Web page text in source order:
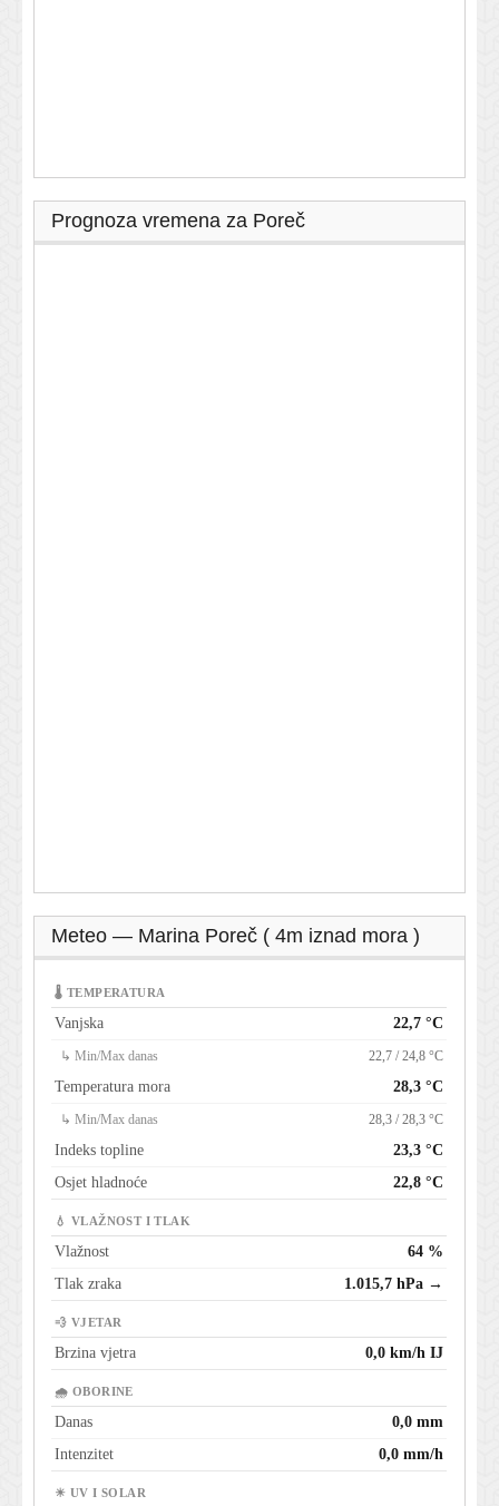
Prognoza vremena za Poreč
Meteo — Marina Poreč ( 4m iznad mora )
🌡 TEMPERATURA
Vanjska 22,7 °C
↳ Min/Max danas 22,7 / 24,8 °C
Temperatura mora 28,3 °C
↳ Min/Max danas 28,3 / 28,3 °C
Indeks topline
23,3 °C
Osjet hladnoće
22,8 °C
💧 VLAŽNOST I TLAK
Vlažnost
64 %
Tlak zraka
1.015,7 hPa →
💨 VJETAR
Brzina vjetra 0,0 km/h IJ
🌧 OBORINE
Danas
0,0 mm
Intenzitet
0,0 mm/h
☀ UV I SOLAR